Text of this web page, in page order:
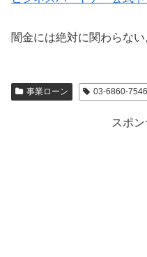
闇金には絶対に関わらな
事業ローン 03-6860-7546
スポ